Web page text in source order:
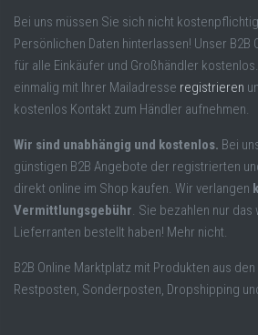
Bei uns müssen Sie sich nicht
Persönlichen Daten hinterlassen! Unser B2B
für alle Einkäufer und Großhändler
einmalig mit Ihrer Mailadresse registrieren
kostenlos Kontakt zum Händler aufnehmen.
Wir sind unabhängig und kostenlos. Bei
günstigen B2B Angebote der registrierten
direkt online im Shop kaufen. Wir verlangen
Vermittlungsgebühr. Sie bezahlen nur das
Lieferranten bestellt haben! Mehr nicht.
B2B Online Marktplatz mit Produkten aus
Restposten, Sonderposten, Dropshipping